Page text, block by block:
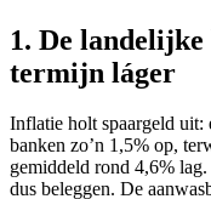
1. De
termijn láger
Inflatie holt spaargeld uit:
banken zo’n 1,5% op,
gemiddeld rond 4,6%
dus beleggen. De